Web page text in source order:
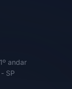
andar
SP